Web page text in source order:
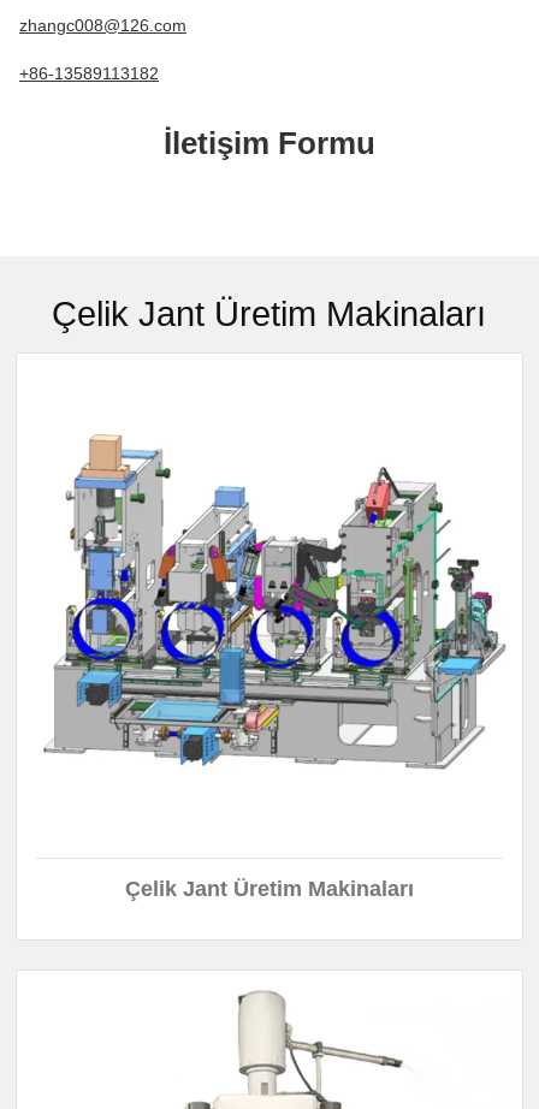
zhangc008@126.com
+86-13589113182
İletişim Formu
Çelik Jant Üretim Makinaları
Çelik Jant Üretim Makinaları